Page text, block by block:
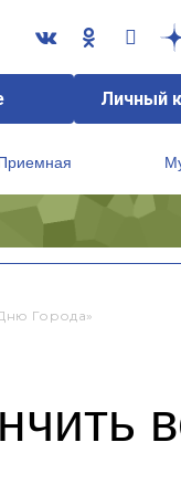
Личный
Города»